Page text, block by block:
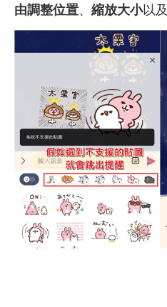
由調整位置、 縮放大小以及